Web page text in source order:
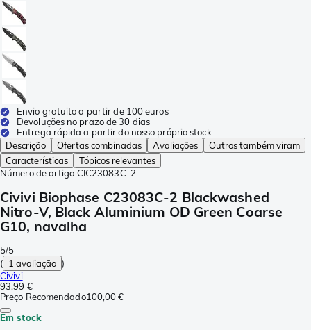
Envio gratuito a partir de 100 euros
Devoluções no prazo de 30 dias
Entrega rápida a partir do nosso próprio stock
Descrição
Ofertas combinadas Avaliações
Outros também viram
Características
Tópicos relevantes
Número de artigo CIC23083C-2
Civivi Biophase C23083C-2 Blackwashed
Nitro-V, Black Aluminium OD Green Coarse
G10, navalha
5/5
( 1 avaliação )
Civivi
93,99 €
Preço Recomendado100,00 €
Em stock